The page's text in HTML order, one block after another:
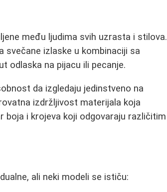
među ljudima svih uzrasta i stilova.
svečane izlaske u kombinaciji sa
odlaska na pijacu ili pecanje.
da izgledaju jedinstveno na
izdržljivost materijala koja
boja i krojeva koji odgovaraju različitim
ali neki modeli se ističu: